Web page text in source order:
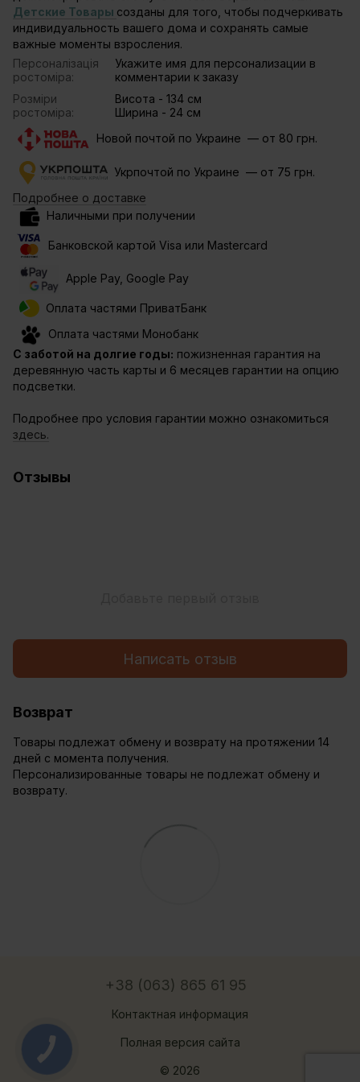
Детские Товары созданы для того, чтобы подчеркивать
индивидуальность вашего дома и сохранять самые
важные моменты взросления.
Персоналізація
ростоміра:
Укажите имя для персонализации в
комментарии к заказу
Розміри
ростоміра:
Висота - 134 см
Ширина - 24 см
Новой почтой по Украине — от 80 грн.
Укрпочтой по Украине — от 75 грн.
Подробнее о доставке
Наличными при получении
Банковской картой Visa или Mastercard
Apple Pay, Google Pay
Оплата частями ПриватБанк
Оплата частями Монобанк
С заботой на долгие годы: пожизненная гарантия на
деревянную часть карты и 6 месяцев гарантии на опцию
подсветки.
Подробнее про условия гарантии можно ознакомиться
здесь.
Отзывы
Написать отзыв
Возврат
Товары подлежат обмену и возврату на протяжении 14
дней с момента получения.
Персонализированные товары не подлежат обмену и
возврату.
+38 (063) 865 61 95
Контактная информация
Полная версия сайта
© 2026